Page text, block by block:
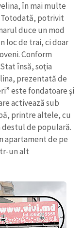
în mai multe
Totodată, potrivit
duce un mod
loc de trai, ci doar
Conform
însă, soţia
prezentată de
este fondatoare şi
activează sub
printre altele, cu
de populară.
apartament de pe
un alt